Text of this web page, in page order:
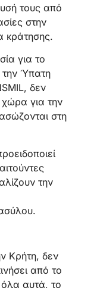
τους από
στην
κράτησης.
για το
Ύπατη
δεν
για την
στη
την
Κρήτη, δεν
από το
αυτά, το